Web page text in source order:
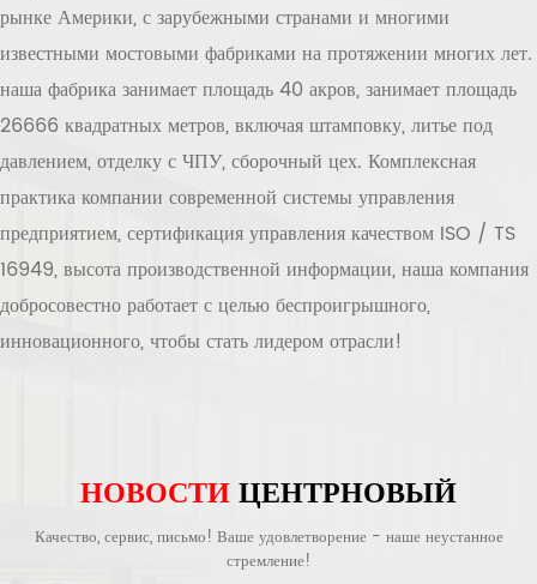
рынке Америки, с зарубежными странами и многими
известными мостовыми фабриками на протяжении многих лет.
наша фабрика занимает площадь 40 акров, занимает площадь
26666 квадратных метров, включая штамповку, литье под
давлением, отделку с ЧПУ, сборочный цех. Комплексная
практика компании современной системы управления
предприятием, сертификация управления качеством ISO / TS
16949, высота производственной информации, наша компания
добросовестно работает с целью беспроигрышного,
инновационного, чтобы стать лидером отрасли!
НОВОСТИЦЕНТРНОВЫЙ
Качество, сервис, письмо! Ваше удовлетворение - наше неустанное
стремление!